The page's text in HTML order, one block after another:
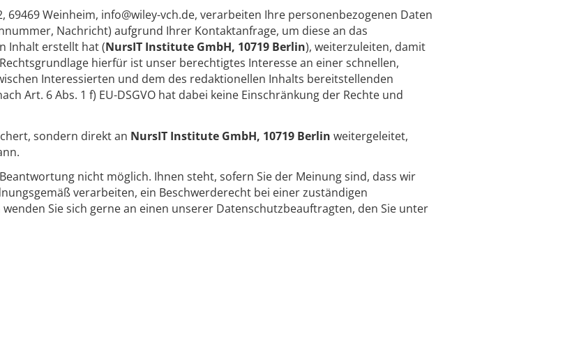
69469 Weinheim, info@wiley-vch.de, verarbeiten Ihre personenbezogenen Daten
Nachricht) aufgrund Ihrer Kontaktanfrage, um diese an das
Inhalt erstellt hat (NursIT Institute GmbH, 10719 Berlin), weiterzuleiten, damit
hierfür ist unser berechtigtes Interesse an einer schnellen,
Interessierten und dem des redaktionellen Inhalts bereitstellenden
Art. 6 Abs. 1 f) EU-DSGVO hat dabei keine Einschränkung der Rechte und
sondern direkt an NursIT Institute GmbH, 10719 Berlin weitergeleitet,
nicht möglich. Ihnen steht, sofern Sie der Meinung sind, dass wir
verarbeiten, ein Beschwerderecht bei einer zuständigen
Sie sich gerne an einen unserer Datenschutzbeauftragten, den Sie unter